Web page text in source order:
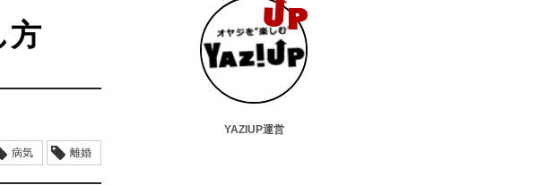
方
病気 離婚
YAZIUP運営